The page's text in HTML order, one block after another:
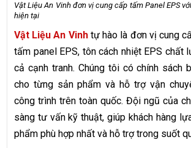
Vật Liệu An Vinh đơn vị cung cấp tấm Panel EPS
hiện tại
Vật Liệu An Vinhtự hào là đơn vị cung
tấm panel EPS, tôn cách nhiệt EPS chất
cả cạnh tranh. Chúng tôi có chính sách
cho từng sản phẩm và hỗ trợ vận
công trình trên toàn quốc. Đội ngũ của
sàng tư vấn kỹ thuật, giúp khách hàng
phẩm phù hợp nhất và hỗ trợ trong suốt